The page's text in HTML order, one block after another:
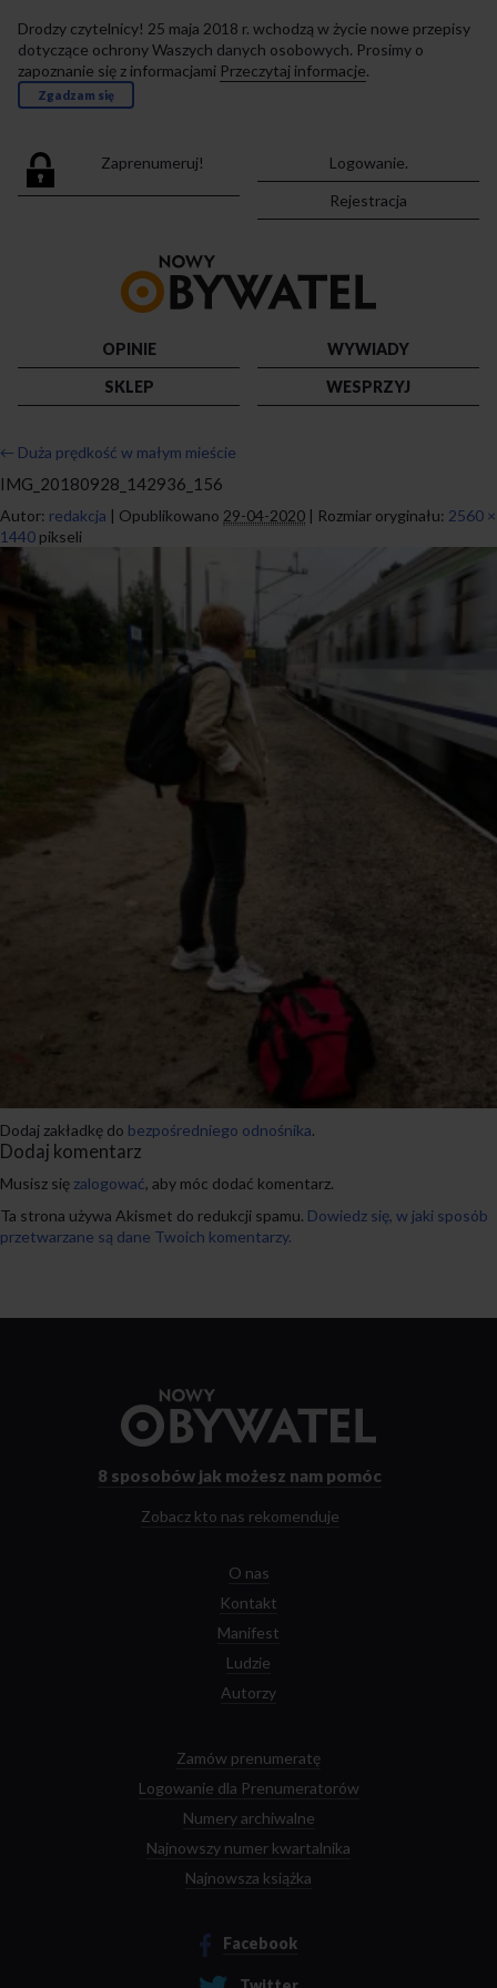
Drodzy czytelnicy! 25 maja 2018 r. wchodzą w życie nowe przepisy
dotyczące ochrony Waszych danych osobowych. Prosimy o
zapoznanie się z informacjami Przeczytaj informacje.
Zgadzam się
Zaprenumeruj!
Logowanie.
Rejestracja
strony
OPINIE
WYWIADY
SKLEP
WESPRZYJ
← Duża prędkość w małym mieście
IMG_20180928_142936_156
Autor: redakcja | Opublikowano 29-04-2020 | Rozmiar oryginału: 2560 ×
1440 pikseli
Dodaj zakładkę do bezpośredniego odnośnika.
Dodaj komentarz
Musisz się zalogować, aby móc dodać komentarz.
Ta strona używa Akismet do redukcji spamu. Dowiedz się, w jaki sposób
przetwarzane są dane Twoich komentarzy.
strony
8 sposobów jak możesz nam pomóc
Zobacz kto nas rekomenduje
O nas
Kontakt
Manifest
Ludzie
Autorzy
Zamów prenumeratę
Logowanie dla Prenumeratorów
Numery archiwalne
Najnowszy numer kwartalnika
Najnowsza książka
Facebook